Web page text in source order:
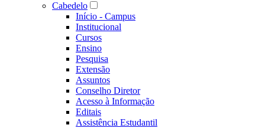
Cabedelo
Início - Campus
Institucional
Cursos
Ensino
Pesquisa
Extensão
Assuntos
Conselho Diretor
Acesso à Informação
Editais
Assistência Estudantil